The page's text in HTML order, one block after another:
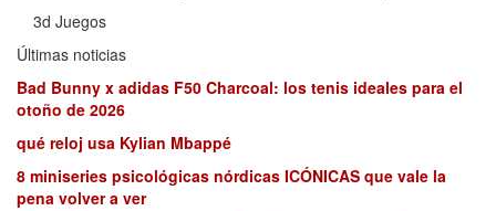
3d Juegos
Últimas noticias
Bad Bunny x adidas F50 Charcoal: los tenis ideales para el
otoño de 2026
qué reloj usa Kylian Mbappé
8 miniseries psicológicas nórdicas ICÓNICAS que vale la
pena volver a ver